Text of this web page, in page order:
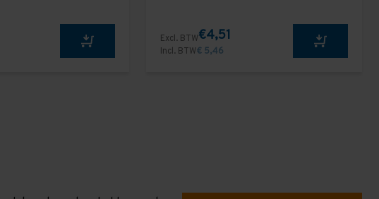
Excl. BTW€4,51
Incl. BTW€ 5,46